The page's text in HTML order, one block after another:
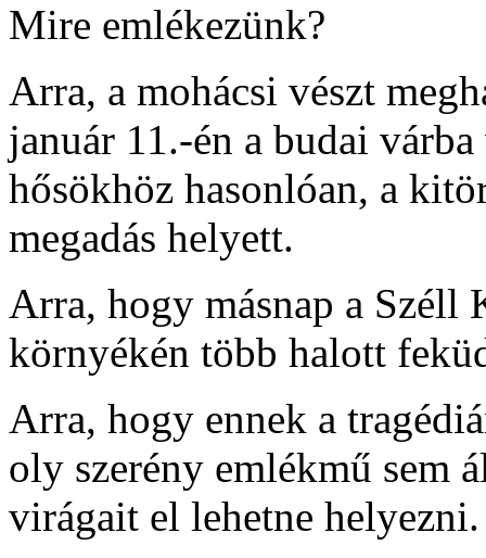
Mire emlékezünk?
Arra, a mohácsi vészt
január 11.-én a budai
hősökhöz hasonlóan, a
megadás helyett.
Arra, hogy másnap a Széll
környékén több halott
Arra, hogy ennek a
oly szerény emlékmű sem
virágait el lehetne helyezni.